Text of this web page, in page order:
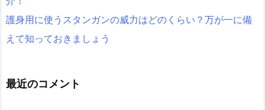
護身用に使うスタンガンの威力はどのくらい？万が一に備
えて知っておきましょう
最近のコメント